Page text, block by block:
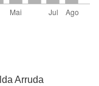
Arruda